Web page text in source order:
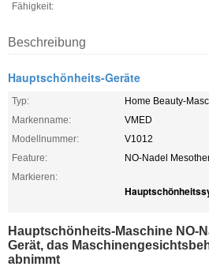
Fähigkeit:
Beschreibung
Hauptschönheits-Geräte
Typ:
Home Beauty-
Markenname:
VMED
Modellnummer:
V1012
Feature:
NO-Nadel
Markieren:
Hauptschönheits-Maschine NO-
Gerät, das
abnimmt